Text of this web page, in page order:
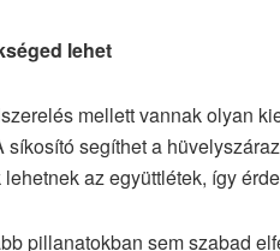
lehet
mellett vannak olyan
síkosító segíthet a
az együttlétek, így
pillanatokban sem szabad